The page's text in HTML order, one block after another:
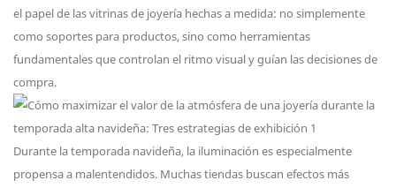
el papel de las vitrinas de joyería hechas a medida: no simplemente
como soportes para productos, sino como herramientas
fundamentales que controlan el ritmo visual y guían las decisiones de
compra.
Durante la temporada navideña, la iluminación es especialmente
propensa a malentendidos. Muchas tiendas buscan efectos más